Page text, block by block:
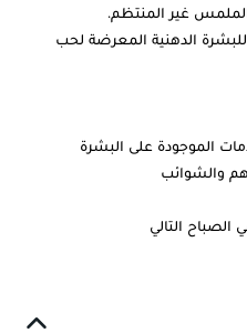
غير المنتظم.
الدهنية المعرضة لحب
الموجودة على البشرة
والشوائب
التالي